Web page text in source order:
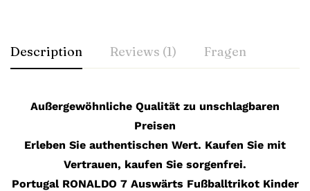
Description Reviews (1) Fragen
Außergewöhnliche Qualität zu unschlagbaren
Preisen
Erleben Sie authentischen Wert. Kaufen Sie mit
Vertrauen, kaufen Sie sorgenfrei.
Portugal RONALDO 7 Auswärts Fußballtrikot Kinder